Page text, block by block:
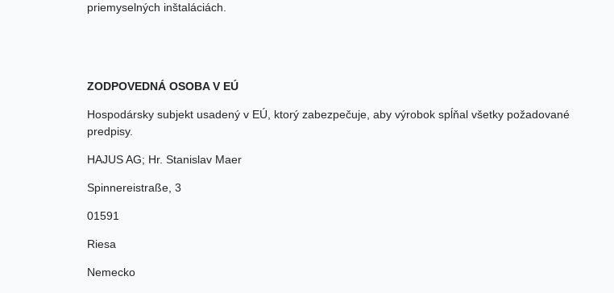
priemyselných inštaláciách.
ZODPOVEDNÁ OSOBA V EÚ
Hospodársky subjekt usadený v EÚ, ktorý zabezpečuje, aby výrobok spĺňal všetky požadované
predpisy.
HAJUS AG; Hr. Stanislav Maer
Spinnereistraße 3
01591
Riesa
Nemecko